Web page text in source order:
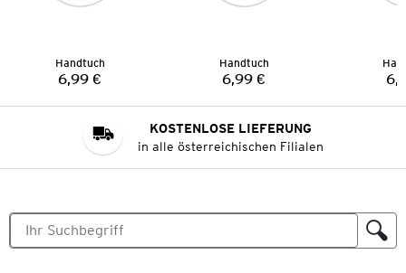
Handtuch
Preis:
6,99 €
Handtuch
Preis:
6,99 €
KOSTENLOSE LIEFERUNG
in alle österreichischen Filialen